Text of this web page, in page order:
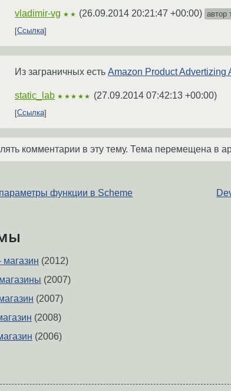
vladimir-vg ★★ (26.09.2014 20:21:47 +00:00) автор
Ссылка
Из заграничных есть Amazon Product Advertizing
static_lab ★★★★★ (27.09.2014 07:42:13 +00:00)
Ссылка
комментарии в эту тему. Тема перемещена в
функции в Scheme
магазин (2012)
(2007)
(2007)
(2008)
(2006)